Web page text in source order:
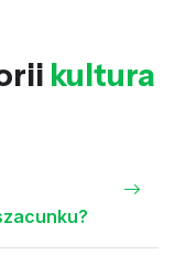
kultura